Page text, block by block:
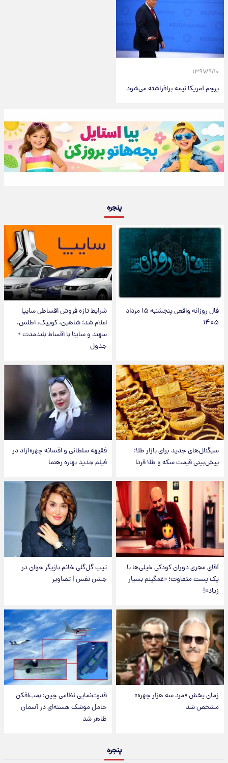
۱۳۹۷/۹/۱۰
پرچم آمریکا نیمه برافراشته می‌شود
پنجره
فال روزانه واقعی پنجشنبه ۱۵ مرداد
۱۴۰۵
شرایط تازه فروش اقساطی سایپا
اعلام شد؛ شاهین، کوییک، اطلس،
سهند و ساینا با اقساط بلندمدت +
جدول
سیگنال‌های جدید برای بازار طلا؛
پیش‌بینی قیمت سکه و طلا فردا
فقیهه سلطانی و افسانه چهره‌آزاد در
فیلم جدید بهاره رهنما
آقای مجریِ دوران کودکی خیلی‌ها با
یک پست متفاوت؛ «غمگینم بسیار
زیاد»!
تیپ گل‌گلی خانم بازیگر جوان در
جشن نفس | تصاویر
زمان پخش «مرد سه هزار چهره»
مشخص شد
قدرت‌نمایی نظامی چین؛ بمب‌افکن
حامل موشک هسته‌ای در آسمان
ظاهر شد
پنجره